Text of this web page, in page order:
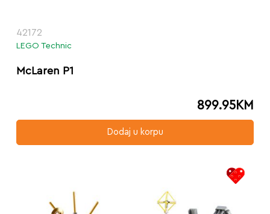
42172
LEGO Technic
McLaren P1
899.95KM
Dodaj u korpu